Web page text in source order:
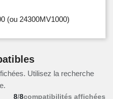
(ou 24300MV1000)
Utilisez la recherche
8/8compatibilités affichées